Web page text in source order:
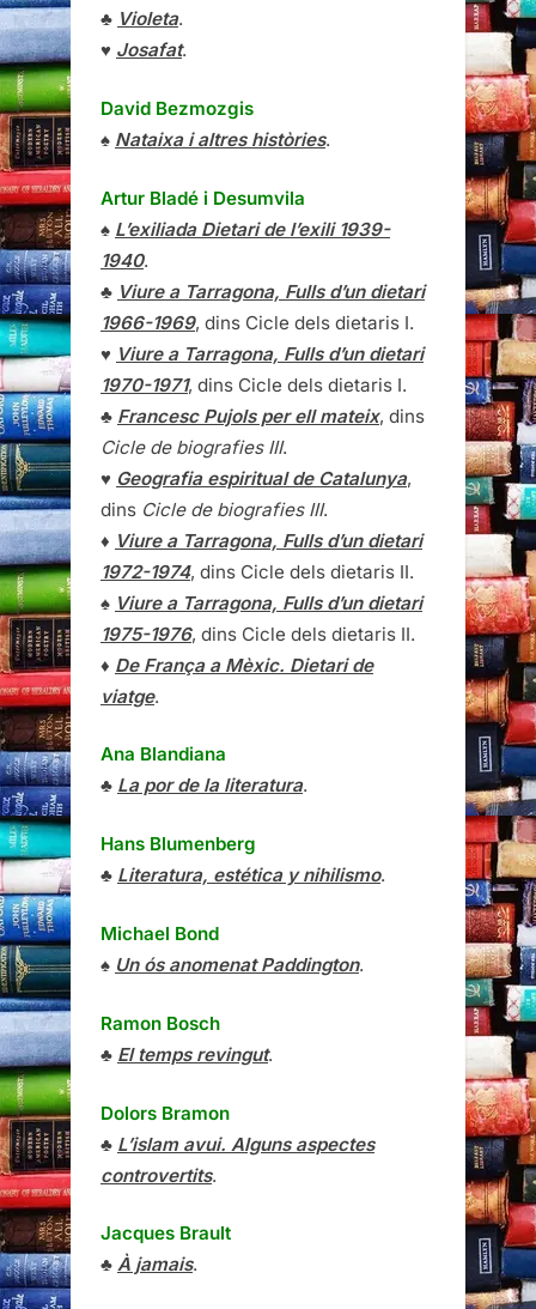
♣ Violeta.
♥ Josafat.
David Bezmozgis
♠ Nataixa i altres històries.
Artur Bladé i Desumvila
♠ L’exiliada Dietari de l’exili 1939-
1940.
♣ Viure a Tarragona, Fulls d’un dietari
1966-1969, dins Cicle dels dietaris I.
♥ Viure a Tarragona, Fulls d’un dietari
1970-1971, dins Cicle dels dietaris I.
♣ Francesc Pujols per ell mateix, dins
Cicle de biografies III.
♥ Geografia espiritual de Catalunya,
dins Cicle de biografies III.
♦ Viure a Tarragona, Fulls d’un dietari
1972-1974, dins Cicle dels dietaris II.
♠ Viure a Tarragona, Fulls d’un dietari
1975-1976, dins Cicle dels dietaris II.
♦ De França a Mèxic. Dietari de
viatge.
Ana Blandiana
♣ La por de la literatura.
Hans Blumenberg
♣ Literatura, estética y nihilismo.
Michael Bond
♠ Un ós anomenat Paddington.
Ramon Bosch
♣ El temps revingut.
Dolors Bramon
♣ L’islam avui. Alguns aspectes
controvertits.
Jacques Brault
♣ À jamais.